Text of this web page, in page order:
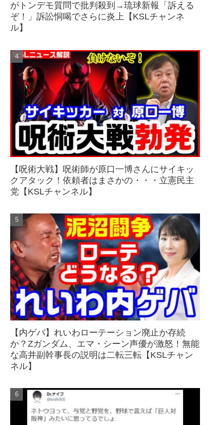
がトンデモ質問で批判殺到→琉球新報「訴える
ぞ！」訴訟恫喝でさらに炎上【KSLチャンネ
ル】
【呪術大戦】呪術師が原口一博さんにサイキッ
クアタック！依頼者はまさかの・・・立憲民主
党【KSLチャンネル】
【内ゲバ】れいわローテーション廃止か存続
か？Zガンダム、エマ・シーン声優が激怒！無能
な高井副幹事長の説明は二転三転【KSLチャン
ネル】